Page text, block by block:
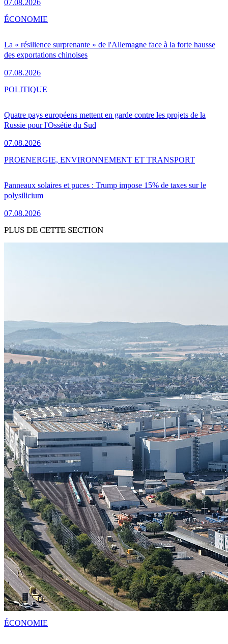
07.08.2026
La « résilience surprenante » de l'Allemagne face à la forte hausse
des exportations chinoises
07.08.2026
ÉCONOMIE
Quatre pays européens mettent en garde contre les projets de la
Russie pour l'Ossétie du Sud
07.08.2026
POLITIQUE
Panneaux solaires et puces : Trump impose 15% de taxes sur le
polysilicium
07.08.2026
PROENERGIE, ENVIRONNEMENT ET TRANSPORT
PLUS DE CETTE SECTION
ÉCONOMIE